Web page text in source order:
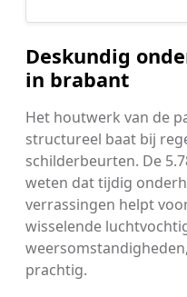
Deskundig
in brabant
Het houtwerk van de
structureel baat bij
schilderbeurten. De
weten dat tijdig
verrassingen helpt
wisselende
prachtig.